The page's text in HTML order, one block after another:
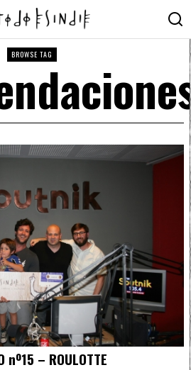
BROWSE TAG
nº15 – ROULOTTE